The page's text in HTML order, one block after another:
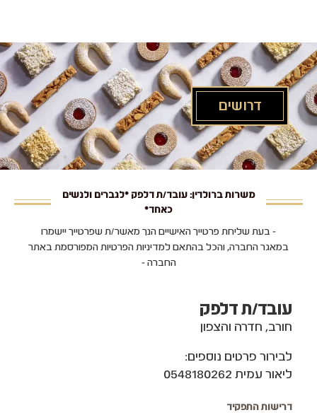
דרושים
משרות ברולדין: עובד/ת דלפק *לגברים ולנשים
כאחד*
- בעת שליחת פרטייך האישיים הנך מאשר/ת שפרטייך יישמרו
במאגר החברה, והכל בהתאם למדיניות הפרטיות המפורסמת באתר
החברה -
עובד/ת דלפק
חורב, חדרה והצפון
לבירור פרטים נוספים:
ליאור עמית 0548180262
דרישות התפקיד